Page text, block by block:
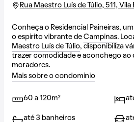
Rua Maestro Luís de Túlio, 511,
Conheça o Residencial Paineiras,
o espírito vibrante de Campinas.
Maestro Luís de Túlio, disponibiliza
trazer comodidade e aconchego ao
moradores.
Mais sobre o condomínio
60 a 120m²
até 3 banheiros